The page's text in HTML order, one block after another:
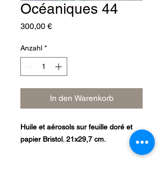
Océaniques 44
300,00 €Preis
Anzahl *
In den Warenkorb
Huile et aérosols sur feuille doré et
papier Bristol. 21x29,7 cm.